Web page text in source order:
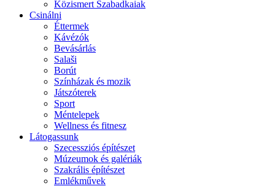
Közismert Szabadkaiak
Csinálni
Éttermek
Kávézók
Bevásárlás
Salaši
Borút
Színházak és mozik
Játszóterek
Sport
Méntelepek
Wellness és fitnesz
Látogassunk
Szecessziós építészet
Múzeumok és galériák
Szakrális építészet
Emlékművek